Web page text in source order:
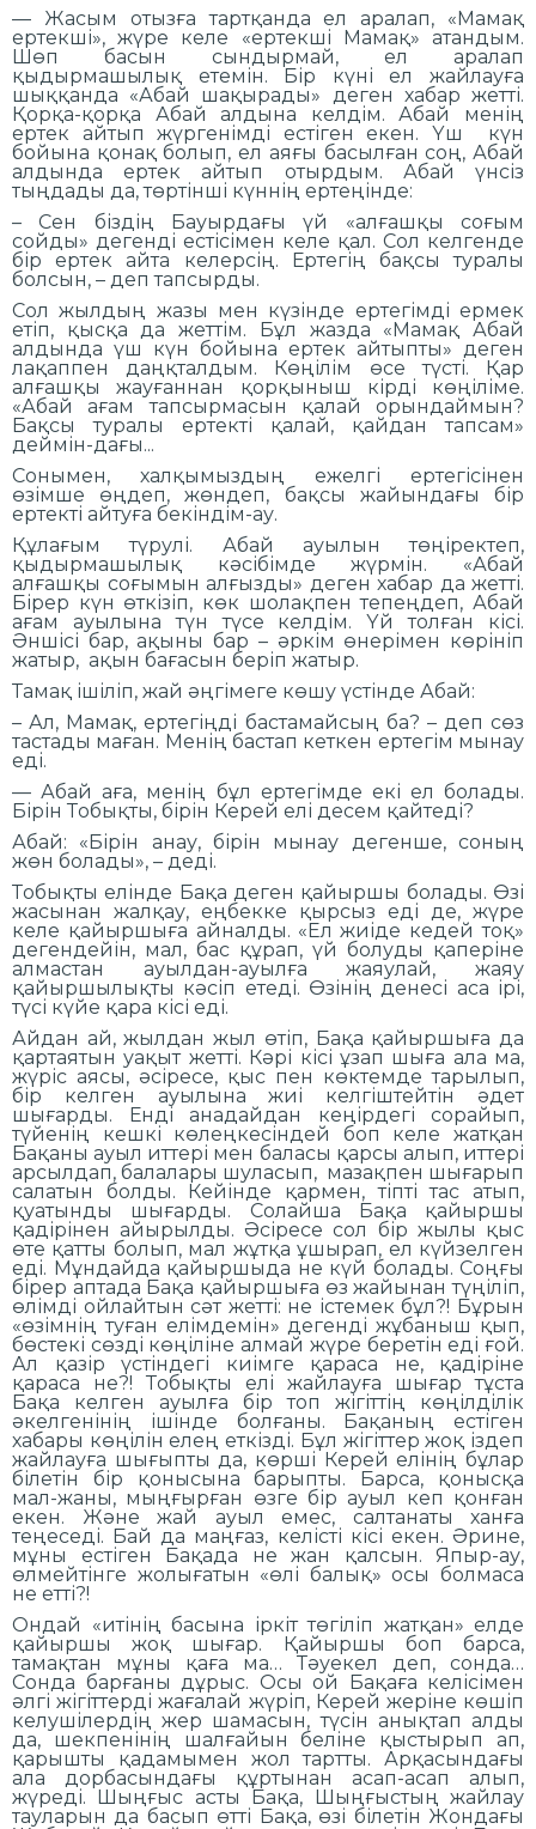
— Жасым отызға тартқанда ел аралап, «Мамақ
ертекші», жүре келе «ертекші Мамақ» атандым.
Шөп басын сындырмай, ел аралап
қыдырмашылық етемін. Бір күні ел жайлауға
шыққанда «Абай шақырады» деген хабар жетті.
Қорқа-қорқа Абай алдына келдім. Абай менің
ертек айтып жүргенімді естіген екен. Үш күн
бойына қонақ болып, ел аяғы басылған соң, Абай
алдында ертек айтып отырдым. Абай үнсіз
тыңдады да, төртінші күннің ертеңінде:
– Сен біздің Бауырдағы үй «алғашқы соғым
сойды» дегенді естісімен келе қал. Сол келгенде
бір ертек айта келерсің. Ертегің бақсы туралы
болсын, – деп тапсырды.
Сол жылдың жазы мен күзінде ертегімді ермек
етіп, қысқа да жеттім. Бұл жазда «Мамақ Абай
алдында үш күн бойына ертек айтыпты» деген
лақаппен даңқталдым. Көңілім өсе түсті. Қар
алғашқы жауғаннан қорқыныш кірді көңіліме.
«Абай ағам тапсырмасын қалай орындаймын?
Бақсы туралы ертекті қалай, қайдан тапсам»
деймін-дағы...
Сонымен, халқымыздың ежелгі ертегісінен
өзімше өңдеп, жөндеп, бақсы жайындағы бір
ертекті айтуға бекіндім-ау.
Құлағым түрулі. Абай ауылын төңіректеп,
қыдырмашылық кәсібімде жүрмін. «Абай
алғашқы соғымын алғызды» деген хабар да жетті.
Бірер күн өткізіп, көк шолақпен тепеңдеп, Абай
ағам ауылына түн түсе келдім. Үй толған кісі.
Әншісі бар, ақыны бар – әркім өнерімен көрініп
жатыр, ақын бағасын беріп жатыр.
Тамақ ішіліп, жай әңгімеге көшу үстінде Абай:
– Ал, Мамақ, ертегіңді бастамайсың ба? – деп сөз
тастады маған. Менің бастап кеткен ертегім мынау
еді.
— Абай аға, менің бұл ертегімде екі ел болады.
Бірін Тобықты, бірін Керей елі десем қайтеді?
Абай: «Бірін анау, бірін мынау дегенше, соның
жөн болады», – деді.
Тобықты елінде Бақа деген қайыршы болады. Өзі
жасынан жалқау, еңбекке қырсыз еді де, жүре
келе қайыршыға айналды. «Ел жиіде кедей тоқ»
дегендейін, мал, бас құрап, үй болуды қаперіне
алмастан ауылдан-ауылға жаяулай, жаяу
қайыршылықты кәсіп етеді. Өзінің денесі аса ірі,
түсі күйе қара кісі еді.
Айдан ай, жылдан жыл өтіп, Бақа қайыршыға да
қартаятын уақыт жетті. Кәрі кісі ұзап шыға ала ма,
жүріс аясы, әсіресе, қыс пен көктемде тарылып,
бір келген ауылына жиі келгіштейтін әдет
шығарды. Енді анадайдан кеңірдегі сорайып,
түйенің кешкі көлеңкесіндей боп келе жатқан
Бақаны ауыл иттері мен баласы қарсы алып, иттері
арсылдап, балалары шуласып, мазақпен шығарып
салатын болды. Кейінде қармен, тіпті тас атып,
қуатынды шығарды. Солайша Бақа қайыршы
қадірінен айырылды. Әсіресе сол бір жылы қыс
өте қатты болып, мал жұтқа ұшырап, ел күйзелген
еді. Мұндайда қайыршыда не күй болады. Соңғы
бірер аптада Бақа қайыршыға өз жайынан түңіліп,
өлімді ойлайтын сәт жетті: не істемек бұл?! Бұрын
«өзімнің туған елімдемін» дегенді жұбаныш қып,
бөстекі сөзді көңіліне алмай жүре беретін еді ғой.
Ал қазір үстіндегі киімге қараса не, қадіріне
қараса не?! Тобықты елі жайлауға шығар тұста
Бақа келген ауылға бір топ жігіттің көңілділік
әкелгенінің ішінде болғаны. Бақаның естіген
хабары көңілін елең еткізді. Бұл жігіттер жоқ іздеп
жайлауға шығыпты да, көрші Керей елінің бұлар
білетін бір қонысына барыпты. Барса, қонысқа
мал-жаны, мыңғырған өзге бір ауыл кеп қонған
екен. Және жай ауыл емес, салтанаты ханға
теңеседі. Бай да маңғаз, келісті кісі екен. Әрине,
мұны естіген Бақада не жан қалсын. Япыр-ау,
өлмейтінге жолығатын «өлі балық» осы болмаса
не етті?!
Ондай «итінің басына іркіт төгіліп жатқан» елде
қайыршы жоқ шығар. Қайыршы боп барса,
тамақтан мұны қаға ма… Тәуекел деп, сонда…
Сонда барғаны дұрыс. Осы ой Бақаға келісімен
әлгі жігіттерді жағалай жүріп, Керей жеріне көшіп
келушілердің жер шамасын, түсін анықтап алды
да, шекпенінің шалғайын беліне қыстырып ап,
қарышты қадамымен жол тартты. Арқасындағы
ала дорбасындағы құртынан асап-асап алып,
жүреді. Шыңғыс асты Бақа, Шыңғыстың жайлау
тауларын да басып өтті Бақа, өзі білетін Жондағы